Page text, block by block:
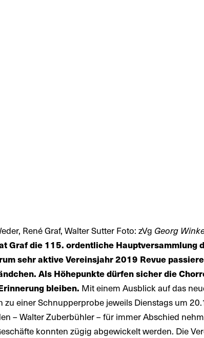
René Graf, Walter Sutter Foto: zVg Georg
Graf die 115. ordentliche Hauptversammlung
sehr aktive Vereinsjahr 2019 Revue
Als Höhepunkte dürfen sicher die
bleiben. Mit einem Ausblick auf das
einer Schnupperprobe jeweils Dienstags um
– Walter Zuberbühler – für immer Abschied
konnten zügig abgewickelt werden. Die